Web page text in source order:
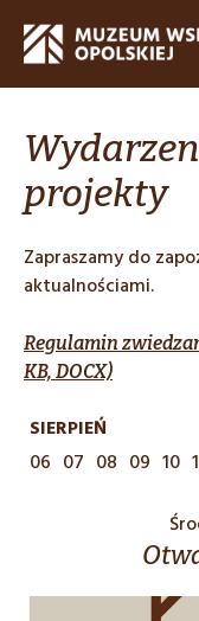
projekty
Zapraszamy do
aktualnościami.
Regulamin
KB, DOCX)
SIERPIEŃ
06 07 08 09 10